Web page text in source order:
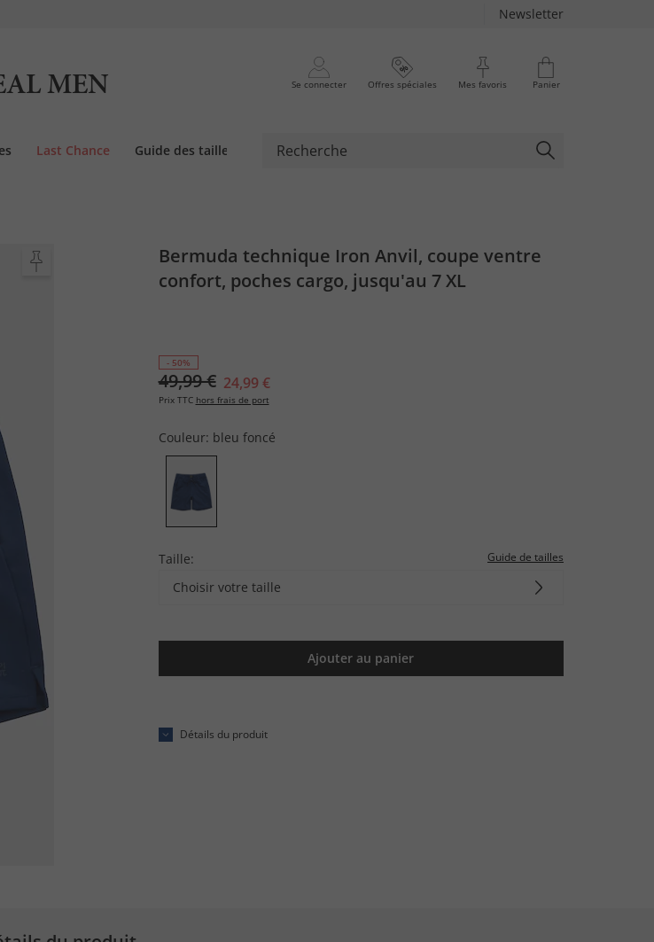
Newsletter
MEN Se connecter Offres spéciales Mes favoris Panier
Last Chance Guide des tailles
Bermuda technique Iron Anvil, coupe ventre
confort, poches cargo, jusqu'au 7 XL
- 50%
49,99 € 24,99 €
Prix TTC hors frais de port
Couleur: bleu foncé
Taille: Guide de tailles
Choisir votre taille
Ajouter au panier
Détails du produit